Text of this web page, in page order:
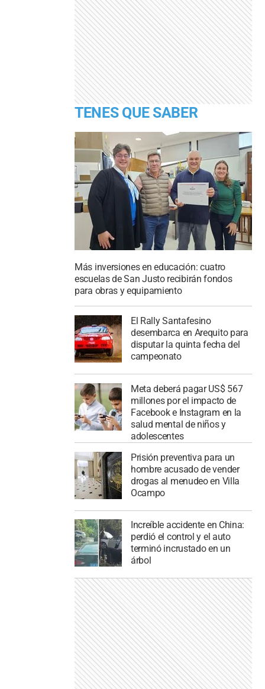
TENES QUE SABER
Más inversiones en educación: cuatro
escuelas de San Justo recibirán fondos
para obras y equipamiento
El Rally Santafesino
desembarca en Arequito para
disputar la quinta fecha del
campeonato
Meta deberá pagar US$ 567
millones por el impacto de
Facebook e Instagram en la
salud mental de niños y
adolescentes
Prisión preventiva para un
hombre acusado de vender
drogas al menudeo en Villa
Ocampo
Increíble accidente en China:
perdió el control y el auto
terminó incrustado en un
árbol